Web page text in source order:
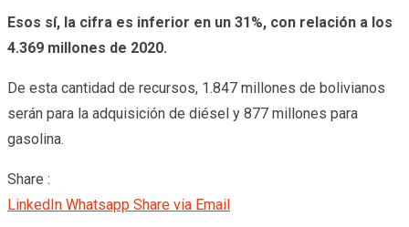
Esos sí, la cifra es inferior en un 31%, con relación a los
4.369 millones de 2020.
De esta cantidad de recursos, 1.847 millones de bolivianos
serán para la adquisición de diésel y 877 millones para
gasolina.
Share :
LinkedIn Whatsapp Share via Email